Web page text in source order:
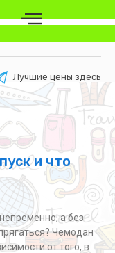
Лучшие цены здесь
и что
а без
Чемодан
от того, в